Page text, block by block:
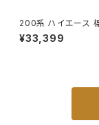
200系 ハイエース
ックル 付き ヒッチ メ
ールマウント ヒッチマ
¥33,399